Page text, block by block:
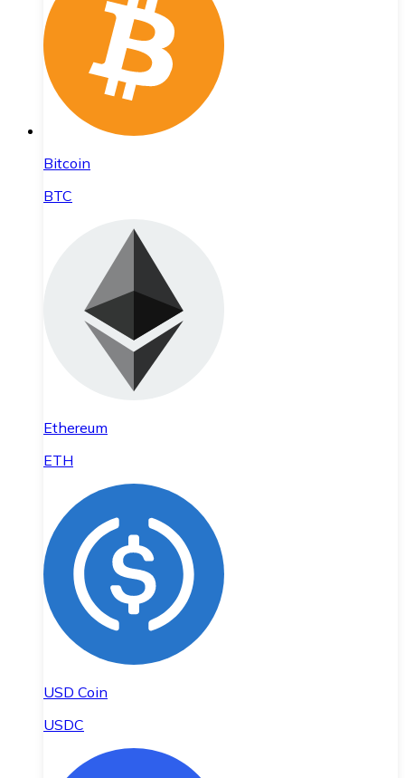
Bitcoin
BTC
Ethereum
ETH
USD Coin
USDC